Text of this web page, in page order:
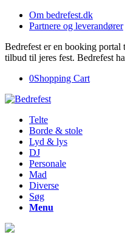
Om bedrefest.dk
Partnere og leverandører
Bedrefest er en booking portal
tilbud til jeres fest. Bedrefest
0Shopping Cart
Telte
Borde & stole
Lyd & lys
DJ
Personale
Mad
Diverse
Søg
Menu